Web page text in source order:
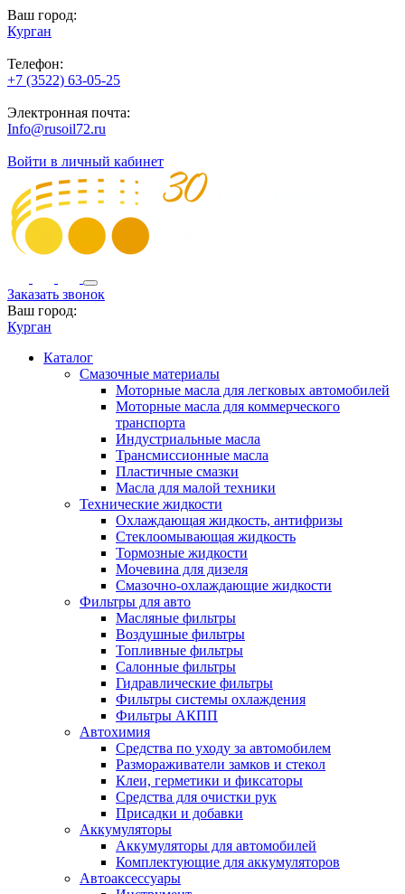
Ваш город:
Курган
Телефон:
+7 (3522) 63-05-25
Электронная почта:
Info@rusoil72.ru
Войти в личный кабинет
Заказать звонок
Ваш город:
Курган
Каталог
Смазочные материалы
Моторные масла для легковых автомобилей
Моторные масла для коммерческого
транспорта
Индустриальные масла
Трансмиссионные масла
Пластичные смазки
Масла для малой техники
Технические жидкости
Охлаждающая жидкость, антифризы
Стеклоомывающая жидкость
Тормозные жидкости
Мочевина для дизеля
Смазочно-охлаждающие жидкости
Фильтры для авто
Масляные фильтры
Воздушные фильтры
Топливные фильтры
Салонные фильтры
Гидравлические фильтры
Фильтры системы охлаждения
Фильтры АКПП
Автохимия
Средства по уходу за автомобилем
Размораживатели замков и стекол
Клеи, герметики и фиксаторы
Средства для очистки рук
Присадки и добавки
Аккумуляторы
Аккумуляторы для автомобилей
Комплектующие для аккумуляторов
Автоаксессуары